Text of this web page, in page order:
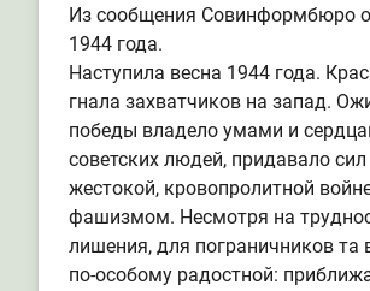
Из сообщения Совинформбюро
1944 года.
Наступила весна 1944 года.
гнала захватчиков на запад.
победы владело умами и
советских людей, придавало
жестокой, кровопролитной
фашизмом. Несмотря на
лишения, для пограничников та
по-особому радостной: